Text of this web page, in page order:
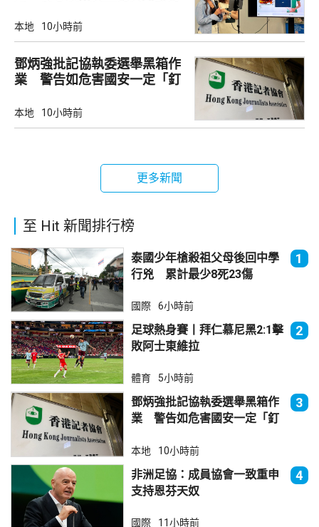
本地 10小時前
鄧炳強批記協執委選舉黑箱作
業 警告如危害國安一定「釘
本地 10小時前
更多新聞
至 Hit 新聞排行榜
泰國少年槍殺祖父母後回中學
行兇 累計最少8死23傷
1
國際 6小時前
足球熱身賽丨拜仁慕尼黑2:1擊
敗阿士東維拉
2
體育 5小時前
鄧炳強批記協執委選舉黑箱作
業 警告如危害國安一定「釘
3
本地 10小時前
非洲足協：成員協會一致重申
支持恩芬天奴
4
國際 11小時前